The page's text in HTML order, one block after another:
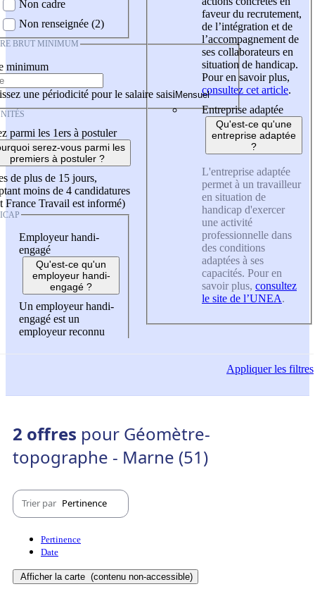
Non cadre
Non renseignée (2)
BRUT MINIMUM
minimum
une périodicité pour le salaire saisi
parmi les 1ers à postuler
serez-vous parmi les
premiers à postuler ?
de plus de 15 jours,
moins de 4 candidatures
France Travail est informé)
Employeur handi-
engagé
Qu'est-ce qu'un
employeur handi-
engagé ?
Un employeur handi-
engagé est un
employeur reconnu
faveur du recrutement,
de l’intégration et de
l’accompagnement de
ses collaborateurs en
situation de handicap.
Pour en savoir plus,
consultez cet article.
Entreprise adaptée
Qu'est-ce qu'une
entreprise adaptée
?
L'entreprise adaptée
permet à un travailleur
en situation de
handicap d'exercer
une activité
professionnelle dans
des conditions
adaptées à ses
capacités. Pour en
savoir plus, consultez
le site de l’UNEA.
Appliquerles filtres
2 offres pour Géomètre-
topographe - Marne (51)
Trier par Pertinence
Pertinence
Date
Afficher la carte (contenu non-accessible)